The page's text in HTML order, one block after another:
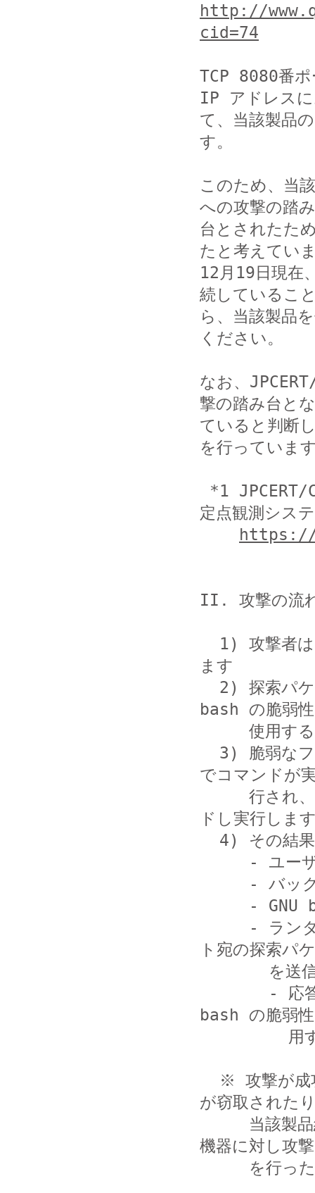
http://
cid=74
TCP 8080番ポ
IP アドレス
て、当該製品
す。
このため、当
への攻撃の踏み
台とされたた
たと考えてい
12月19日現在
続しているこ
ら、当該製品
ください。
なお、
撃の踏み台と
ていると判断
を行っていま
定点観測シス
https://
II. 攻撃の流
ます
bash の脆弱
でコマンドが
ドし実行しま
ト宛の探索パ
bash の脆弱
が窃取された
機器に対し攻撃